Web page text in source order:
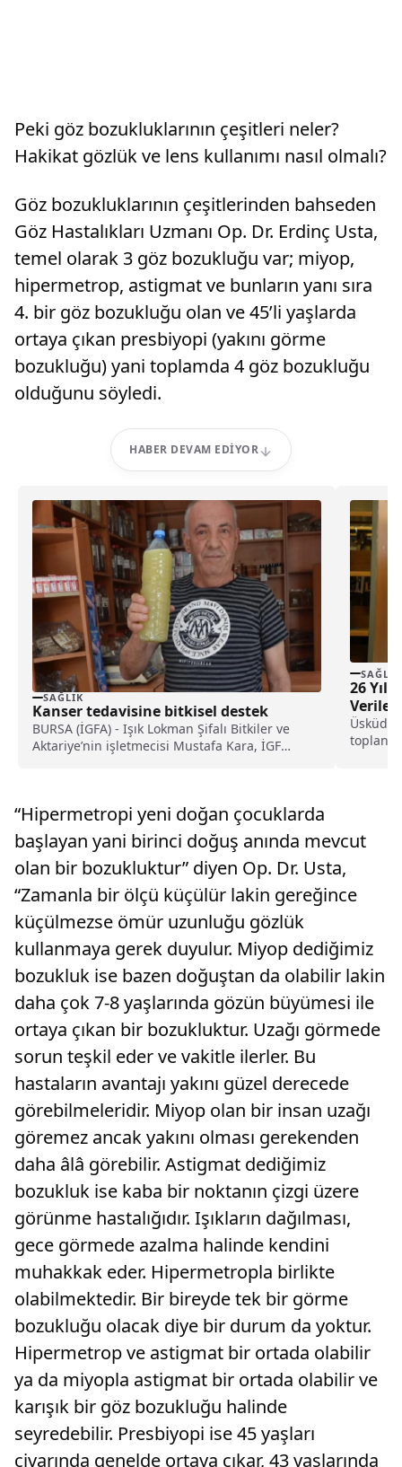
Peki göz bozukluklarının çeşitleri neler?
Hakikat gözlük ve lens kullanımı nasıl olmalı?
Göz bozukluklarının çeşitlerinden bahseden
Göz Hastalıkları Uzmanı Op. Dr. Erdinç Usta,
temel olarak 3 göz bozukluğu var; miyop,
hipermetrop, astigmat ve bunların yanı sıra
4. bir göz bozukluğu olan ve 45’li yaşlarda
ortaya çıkan presbiyopi (yakını görme
bozukluğu) yani toplamda 4 göz bozukluğu
olduğunu söyledi.
HABER DEVAM EDIYOR
SAĞLIK
Kanser tedavisine bitkisel destek
BURSA (İGFA) - Işık Lokman Şifalı Bitkiler ve
Aktariye’nin işletmecisi Mustafa Kara, İGF
SAĞLIK
26
Verileri
“Hipermetropi yeni doğan çocuklarda
başlayan yani birinci doğuş anında mevcut
olan bir bozukluktur” diyen Op. Dr. Usta,
“Zamanla bir ölçü küçülür lakin gereğince
küçülmezse ömür uzunluğu gözlük
kullanmaya gerek duyulur. Miyop dediğimiz
bozukluk ise bazen doğuştan da olabilir lakin
daha çok 7-8 yaşlarında gözün büyümesi ile
ortaya çıkan bir bozukluktur. Uzağı görmede
sorun teşkil eder ve vakitle ilerler. Bu
hastaların avantajı yakını güzel derecede
görebilmeleridir. Miyop olan bir insan uzağı
göremez ancak yakını olması gerekenden
daha âlâ görebilir. Astigmat dediğimiz
bozukluk ise kaba bir noktanın çizgi üzere
görünme hastalığıdır. Işıkların dağılması,
gece görmede azalma halinde kendini
muhakkak eder. Hipermetropla birlikte
olabilmektedir. Bir bireyde tek bir görme
bozukluğu olacak diye bir durum da yoktur.
Hipermetrop ve astigmat bir ortada olabilir
ya da miyopla astigmat bir ortada olabilir ve
karışık bir göz bozukluğu halinde
seyredebilir. Presbiyopi ise 45 yaşları
civarında genelde ortaya çıkar, 43 yaşlarında